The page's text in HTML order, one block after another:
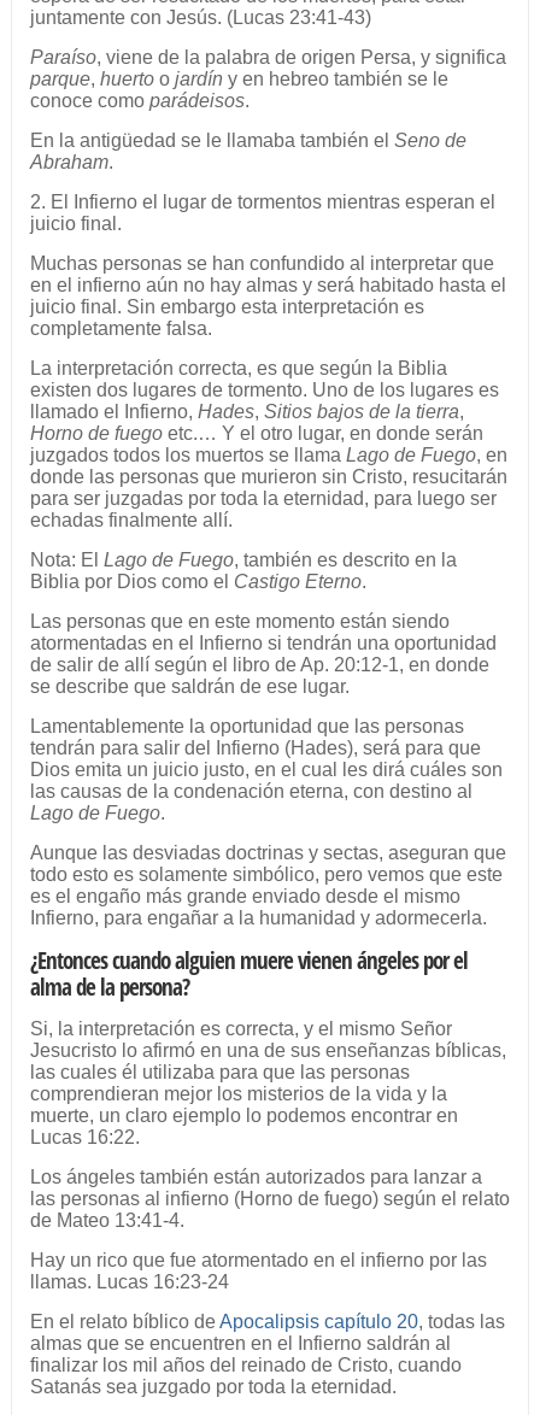
juntamente con Jesús. (Lucas 23:41-43)
Paraíso, viene de la palabra de origen Persa, y significa
parque, huertoo jardín y en hebreo también se le
conoce como parádeisos.
En la antigüedad se le llamaba también el Seno de
Abraham.
2. El Infierno el lugar de tormentos mientras esperan el
juicio final.
Muchas personas se han confundido al interpretar que
en el infierno aún no hay almas y será habitado hasta el
juicio final. Sin embargo esta interpretación es
completamente falsa.
La interpretación correcta, es que según la Biblia
existen dos lugares de tormento. Uno de los lugares es
llamado el Infierno, Hades, Sitios bajos de la tierra,
Horno de fuegoetc.… Y el otro lugar, en donde serán
juzgados todos los muertos se llama Lago de Fuego, en
donde las personas que murieron sin Cristo, resucitarán
para ser juzgadas por toda la eternidad, para luego ser
echadas finalmente allí.
Nota: El Lago de Fuego, también es descrito en la
Biblia por Dios como el Castigo Eterno.
Las personas que en este momento están siendo
atormentadas en el Infierno si tendrán una oportunidad
de salir de allí según el libro de Ap. 20:12-1, en donde
se describe que saldrán de ese lugar.
Lamentablemente la oportunidad que las personas
tendrán para salir del Infierno (Hades), será para que
Dios emita un juicio justo, en el cual les dirá cuáles son
las causas de la condenación eterna, con destino al
Lago de Fuego.
Aunque las desviadas doctrinas y sectas, aseguran que
todo esto es solamente simbólico, pero vemos que este
es el engaño más grande enviado desde el mismo
Infierno, para engañar a la humanidad y adormecerla.
¿Entonces cuando alguien muere vienen ángeles por el
alma de la persona?
Si, la interpretación es correcta, y el mismo Señor
Jesucristo lo afirmó en una de sus enseñanzas bíblicas,
las cuales él utilizaba para que las personas
comprendieran mejor los misterios de la vida y la
muerte, un claro ejemplo lo podemos encontrar en
Lucas 16:22.
Los ángeles también están autorizados para lanzar a
las personas al infierno (Horno de fuego) según el relato
de Mateo 13:41-4.
Hay un rico que fue atormentado en el infierno por las
llamas. Lucas 16:23-24
En el relato bíblico deApocalipsis capítulo 20, todas las
almas que se encuentren en el Infierno saldrán al
finalizar los mil años del reinado de Cristo, cuando
Satanás sea juzgado por toda la eternidad.